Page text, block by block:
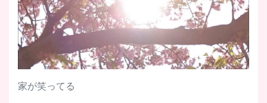
家が笑ってる